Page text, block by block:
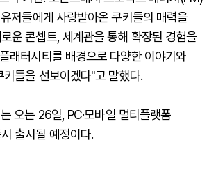
저들에게 사랑받아온 쿠키들의 매력을
운 콘셉트, 세계관을 통해 확장된 경험을
래터시티를 배경으로 다양한 이야기와
키들을 선보이겠다"고 말했다.
오는 26일, PC·모바일 멀티플랫폼
출시될 예정이다.